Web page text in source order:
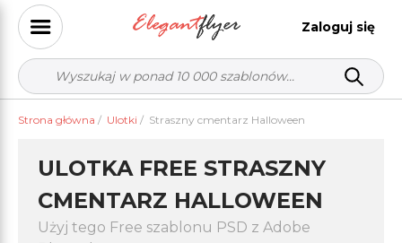
Zaloguj się
Strona główna / Ulotki / Straszny cmentarz Halloween
ULOTKA FREE STRASZNY
CMENTARZ HALLOWEEN
Użyj tego Free szablonu PSD z Adobe